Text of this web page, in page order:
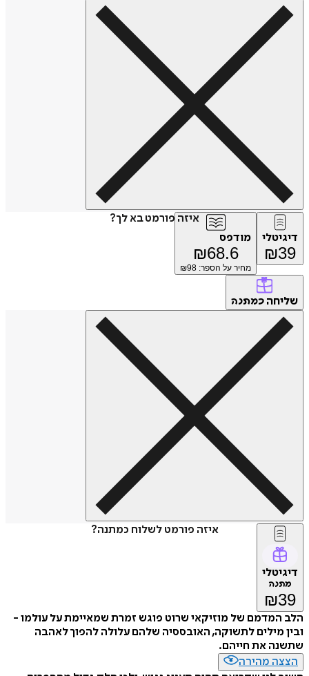
איזה פורמט בא לך?
דיגיטלי
₪39
מודפס
₪68.6
מחיר על הספר: ₪ 98
שליחה כמתנה
איזה פורמט לשלוח כמתנה?
דיגיטלי
מתנה
₪39
הלב המדמם של מוזיקאי שרוט פוגש זמרת שמאיימת על עולמו -
ובין מילים לתשוקה, האובססיה שלהם עלולה להפוך לאהבה
שתשנה את חייהם.
הצצה מהירה